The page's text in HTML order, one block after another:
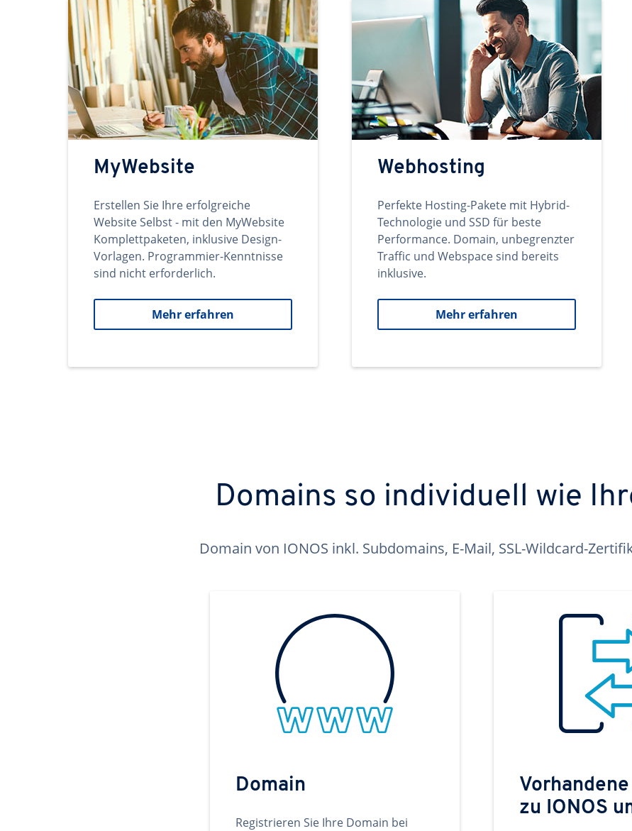
MyWebsite
Erstellen Sie Ihre erfolgreiche
Website Selbst - mit den MyWebsite
Komplettpaketen, inklusive Design-
Vorlagen. Programmier-Kenntnisse
sind nicht erforderlich.
Mehr erfahren
Webhosting
Perfekte Hosting-Pakete mit Hybrid-
Technologie und SSD für beste
Performance. Domain, unbegrenzter
Traffic und Webspace sind bereits
inklusive.
Mehr erfahren
Domains so individuell wie
Domain von IONOS inkl. Subdomains, E-Mail, SSL-Wildcard-
Domain
Registrieren Sie Ihre Domain bei
zu IONOS